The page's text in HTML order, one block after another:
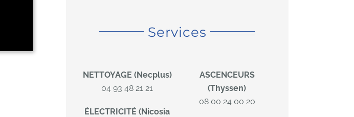
Services
NETTOYAGE (Necplus)
04 93 48 21 21
ÉLECTRICITÉ (Nicosia
ASCENCEURS
(Thyssen)
08 00 24 00 20